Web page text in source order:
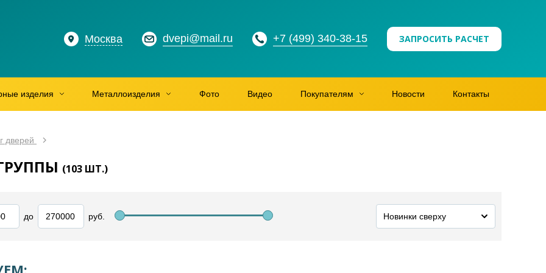
Москва dvepi@mail.ru +7 (499) 340-38-15 ЗАПРОСИТЬ РАСЧЕТ
изделия Металлоизделия Фото Видео Покупателям Новости Контакты
дверей
(103 ШТ.)
до руб.